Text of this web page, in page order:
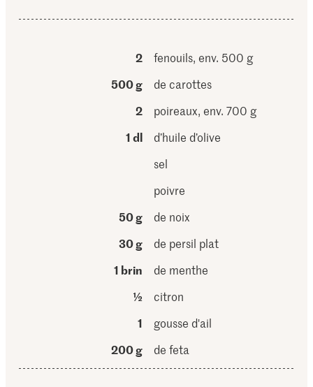
2
fenouils, env. 500 g
500 g
de carottes
2
poireaux, env. 700 g
1 dl
d’huile d’olive
sel
poivre
50 g
de noix
30 g
de persil plat
1 brin
de menthe
½
citron
1
gousse d'ail
200 g
de feta